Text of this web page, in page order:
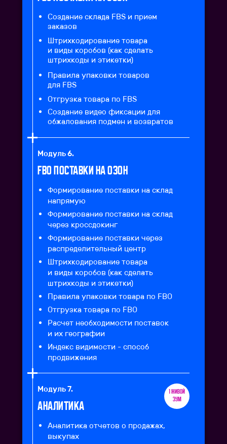
1 живой
зум
Правила упаковки товаров
для FBS
Создание склада FBS и прием
заказов
Отгрузка товара по FBS
Штрихкодирование товара
и виды коробов (как сделать
штрихкоды и этикетки)
Формирование поставки через
распределительный центр
Формирование поставки на склад
напрямую
Модуль 6.
FBO поставки на озон
Правила упаковки товара по FBO
Формирование поставки на склад
через кроссдокинг
Отгрузка товара по FBO
Расчет необходимости поставок
и их географии
Штрихкодирование товара
и виды коробов (как сделать
штрихкоды и этикетки)
Модуль 7.
Аналитика
Аналитика отчетов о продажах,
выкупах
Индекс видимости - способ
продвижения
Создание видео фиксации для
обжалования подмен и возвратов